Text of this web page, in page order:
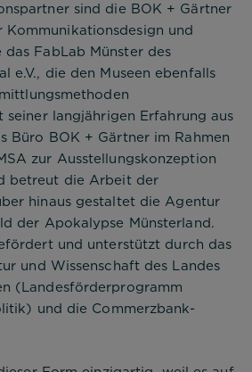
sind die BOK + Gärtner
und
FabLab Münster des
e.V., die den Museen ebenfalls
seiner langjährigen Erfahrung aus
Büro BOK + Gärtner im Rahmen
zur Ausstellungskonzeption
betreut die Arbeit der
hinaus gestaltet die Agentur
der Apokalypse Münsterland.
und unterstützt durch das
und Wissenschaft des Landes
(Landesförderprogramm
und die Commerzbank-